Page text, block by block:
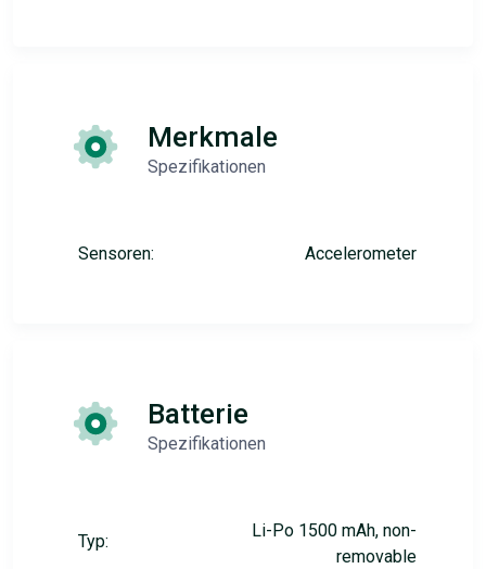
Merkmale
Spezifikationen
Sensoren: Accelerometer
Batterie
Spezifikationen
Typ:
Li-Po 1500 mAh, non-
removable